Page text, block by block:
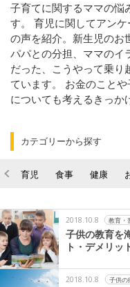
子育てに関するママの悩
す。 育児に関してアン
の声を紹介。新生児のお
パパとの分担、ママのイ
だった、こうやって乗り
ています。 お金のこと
についても考えるきっか
カテゴリーから探す
育児 食事 健康
2018.10.8 教育・
子供の教育を
ト・デメリッ
2018.10.8 子供の